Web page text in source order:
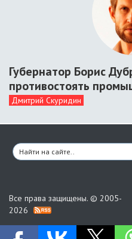
Губернатор Борис
противостоять
Дмитрий Скуридин
Все права защищены. © 2005-
2026